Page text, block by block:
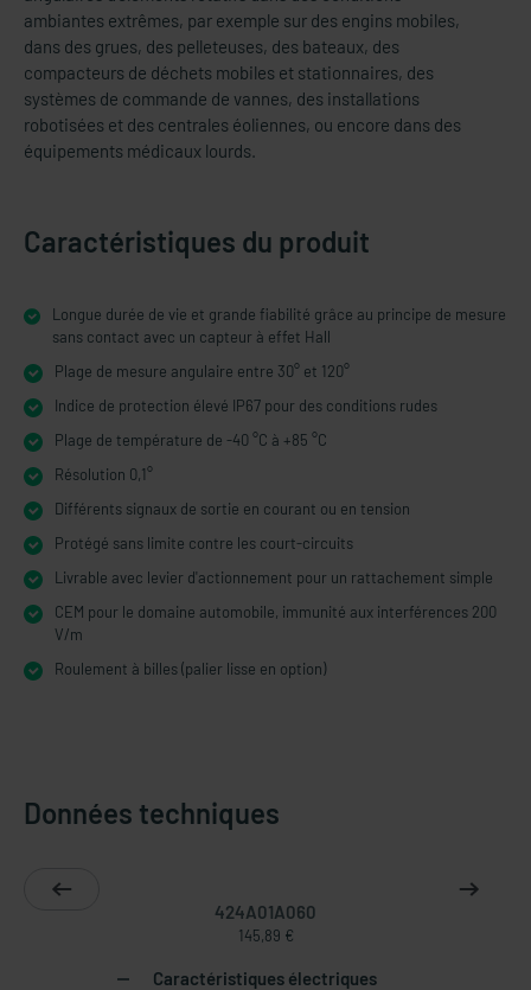
ambiantes extrêmes, par exemple sur des engins mobiles,
dans des grues, des pelleteuses, des bateaux, des
compacteurs de déchets mobiles et stationnaires, des
systèmes de commande de vannes, des installations
robotisées et des centrales éoliennes, ou encore dans des
équipements médicaux lourds.
Caractéristiques du produit
Longue durée de vie et grande fiabilité grâce au principe de mesure
sans contact avec un capteur à effet Hall
Plage de mesure angulaire entre 30° et 120°
Indice de protection élevé IP67 pour des conditions rudes
Plage de température de -40 °C à +85 °C
Résolution 0,1°
Différents signaux de sortie en courant ou en tension
Protégé sans limite contre les court-circuits
Livrable avec levier d'actionnement pour un rattachement simple
CEM pour le domaine automobile, immunité aux interférences 200
V/m
Roulement à billes (palier lisse en option)
Données techniques
424A01A060
145,89 €
Caractéristiques électriques